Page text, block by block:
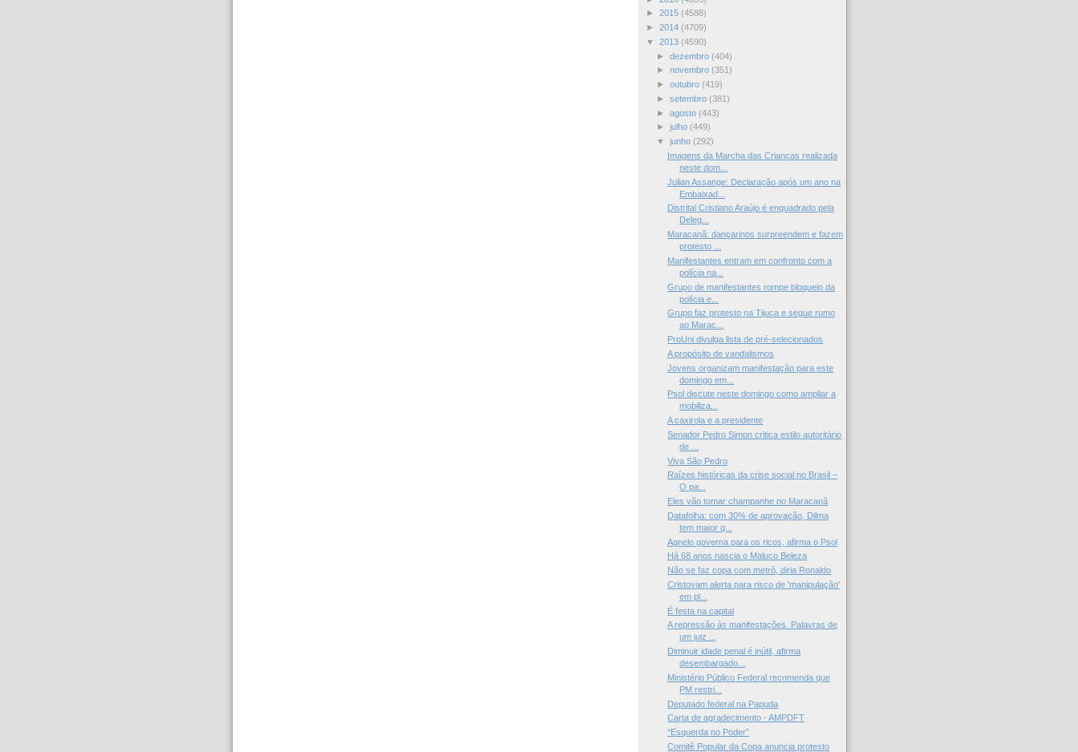
► 2015 (4588)
► 2014 (4709)
▼ 2013 (4590)
► dezembro (404)
► novembro (351)
► outubro (419)
► setembro (381)
► agosto (443)
► julho (449)
▼ junho (292)
Imagens da Marcha das Crianças realizada
neste dom...
Julian Assange: Declaração após um ano na
Embaixad...
Distrital Cristiano Araújo é enquadrado pela
Deleg...
Maracanã: dançarinos surpreendem e fazem
protesto ...
Manifestantes entram em confronto com a
polícia na...
Grupo de manifestantes rompe bloqueio da
polícia e...
Grupo faz protesto na Tijuca e segue rumo
ao Marac...
ProUni divulga lista de pré-selecionados
A propósito de vandalismos
Jovens organizam manifestação para este
domingo em...
Psol discute neste domingo como ampliar a
mobiliza...
A caxirola e a presidente
Senador Pedro Simon critica estilo autoritário
de ...
Viva São Pedro
Raízes históricas da crise social no Brasil –
O pa...
Eles vão tomar champanhe no Maracanã
Datafolha: com 30% de aprovação, Dilma
tem maior q...
Agnelo governa para os ricos, afirma o Psol
Há 68 anos nascia o Maluco Beleza
Não se faz copa com metrô, diria Ronaldo
Cristovam alerta para risco de 'manipulação'
em pl...
É festa na capital
A repressão às manifestações. Palavras de
um juiz ...
Diminuir idade penal é inútil, afirma
desembargado...
Ministério Público Federal recomenda que
PM restri...
Deputado federal na Papuda
Carta de agradecimento - AMPDFT
“Esquerda no Poder”
Comitê Popular da Copa anuncia protesto